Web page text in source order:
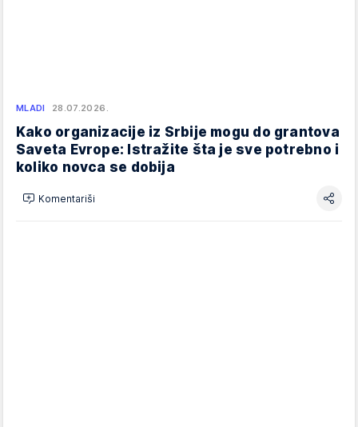
MLADI 28.07.2026.
Kako organizacije iz Srbije mogu do grantova
Saveta Evrope: Istražite šta je sve potrebno i
koliko novca se dobija
Komentariši